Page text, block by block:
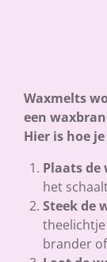
Waxmelts
een
Hier is hoe
Plaats
het
Steek de
brander